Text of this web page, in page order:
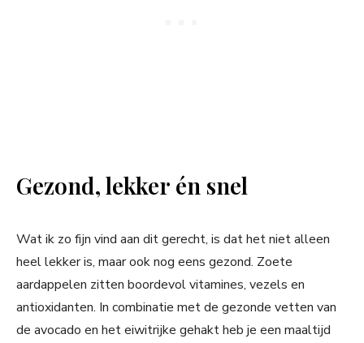
Gezond, lekker én snel
Wat ik zo fijn vind aan dit gerecht, is dat het niet alleen
heel lekker is, maar ook nog eens gezond. Zoete
aardappelen zitten boordevol vitamines, vezels en
antioxidanten. In combinatie met de gezonde vetten van
de avocado en het eiwitrijke gehakt heb je een maaltijd